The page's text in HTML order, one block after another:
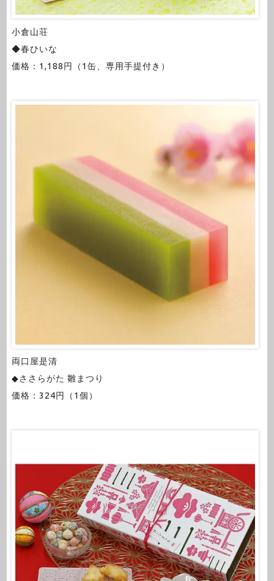
小倉山荘
◆春ひいな
価格：1,188円（1缶、専用手提付き）
両口屋是清
◆ささらがた 雛まつり
価格：324円（1個）